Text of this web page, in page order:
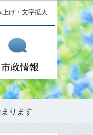
上げ・文字拡大
ります